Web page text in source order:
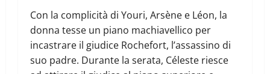
Con la complicità di Youri, Arsène e Léon, la
donna tesse un piano machiavellico per
incastrare il giudice Rochefort, l’assassino di
suo padre. Durante la serata, Céleste riesce